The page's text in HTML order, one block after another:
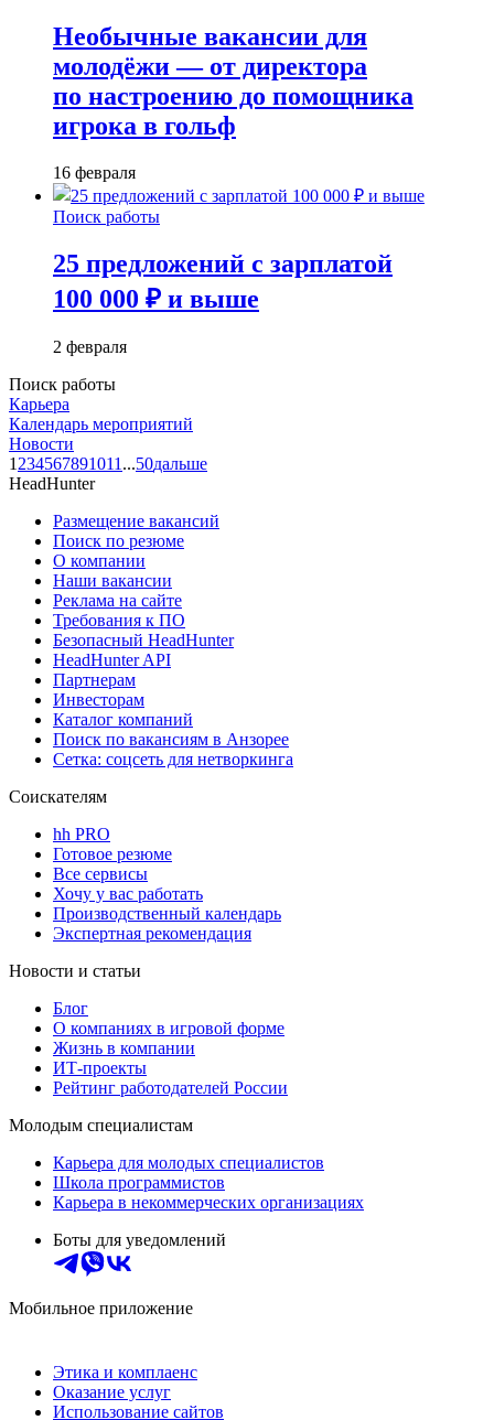
Необычные вакансии для
молодёжи — от директора
по настроению до помощника
игрока в гольф
16 февраля
Поиск работы
25 предложений с зарплатой
100 000 ₽ и выше
2 февраля
Поиск работы
Карьера
Календарь мероприятий
Новости
1 234567891011 ...50дальше
HeadHunter
Размещение вакансий
Поиск по резюме
О компании
Наши вакансии
Реклама на сайте
Требования к ПО
Безопасный HeadHunter
HeadHunter API
Партнерам
Инвесторам
Каталог компаний
Поиск по вакансиям в Анзорее
Сетка: соцсеть для нетворкинга
Соискателям
hh PRO
Готовое резюме
Все сервисы
Хочу у вас работать
Производственный календарь
Экспертная рекомендация
Новости и статьи
Блог
О компаниях в игровой форме
Жизнь в компании
ИТ-проекты
Рейтинг работодателей России
Молодым специалистам
Карьера для молодых специалистов
Школа программистов
Карьера в некоммерческих организациях
Боты для уведомлений
Мобильное приложение
Этика и комплаенс
Оказание услуг
Использование сайтов